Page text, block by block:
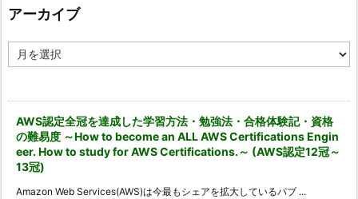
ー
アーカイブ
ー
AWS認定全冠を達成した学習方法・勉強法・合格体験記・資格
の難易度 ～How to become an ALL AWS Certifications Engin
eer. How to study for AWS Certifications.～ (AWS認定12冠～
13冠)
Amazon Web Services(AWS)は今最もシェアを拡大しているパブ ...